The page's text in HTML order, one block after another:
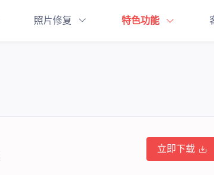
照片修复 特色功能
立即下载